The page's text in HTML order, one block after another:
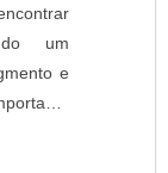
um
e
ser
no